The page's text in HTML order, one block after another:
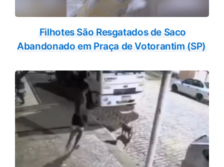
Filhotes São Resgatados de Saco
Abandonado em Praça de Votorantim (SP)